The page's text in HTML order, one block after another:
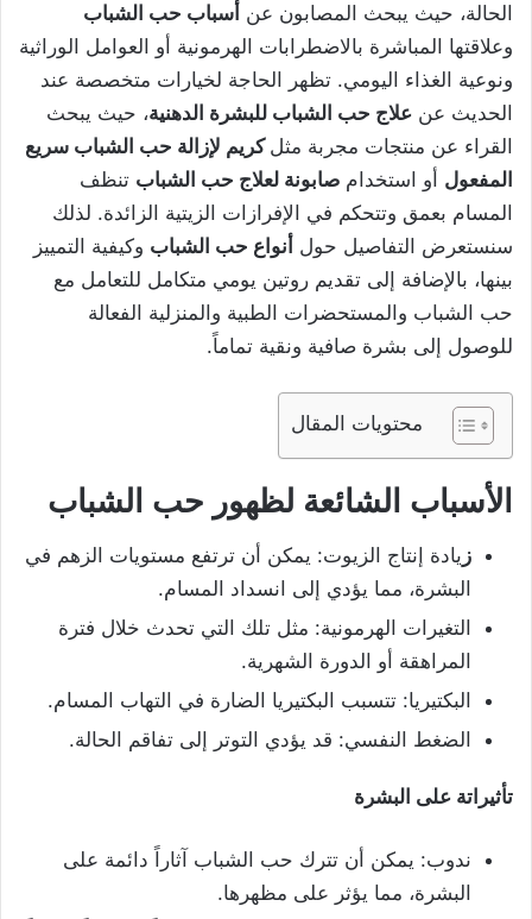
الحالة، حيث يبحث المصابون عن أسباب حب الشباب
وعلاقتها المباشرة بالاضطرابات الهرمونية أو العوامل الوراثية
ونوعية الغذاء اليومي. تظهر الحاجة لخيارات متخصصة عند
الحديث عن علاج حب الشباب للبشرة الدهنية، حيث يبحث
القراء عن منتجات مجربة مثل كريم لإزالة حب الشباب سريع
المفعول أو استخدام صابونة لعلاج حب الشباب تنظف
المسام بعمق وتتحكم في الإفرازات الزيتية الزائدة. لذلك
سنستعرض التفاصيل حول أنواع حب الشباب وكيفية التمييز
بينها، بالإضافة إلى تقديم روتين يومي متكامل للتعامل مع
حب الشباب والمستحضرات الطبية والمنزلية الفعالة
للوصول إلى بشرة صافية ونقية تماماً.
محتويات المقال
الأسباب الشائعة لظهور حب الشباب
ز يادة إنتاج الزيوت: يمكن أن ترتفع مستويات الزهم في
البشرة، مما يؤدي إلى انسداد المسام.
التغيرات الهرمونية: مثل تلك التي تحدث خلال فترة
المراهقة أو الدورة الشهرية.
البكتيريا: تتسبب البكتيريا الضارة في التهاب المسام.
الضغط النفسي: قد يؤدي التوتر إلى تفاقم الحالة.
تأثيراتة على البشرة
ندوب: يمكن أن تترك حب الشباب آثاراً دائمة على
البشرة، مما يؤثر على مظهرها.